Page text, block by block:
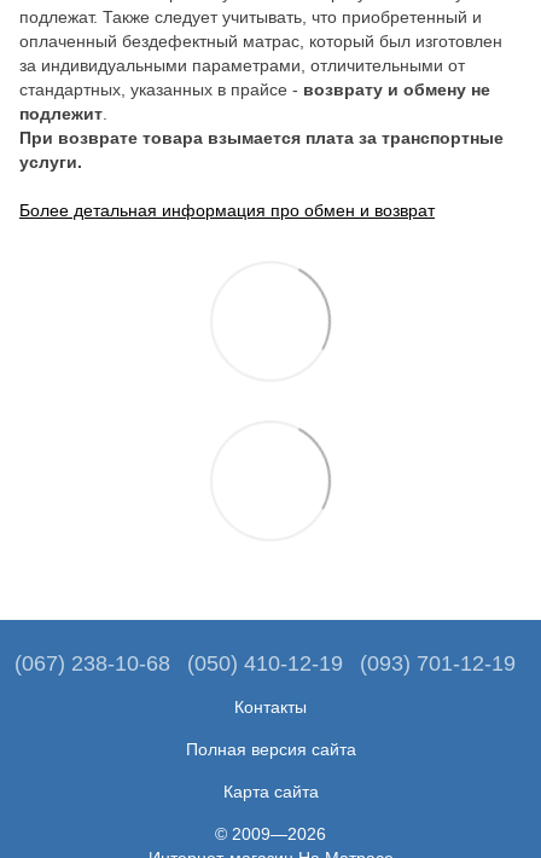
подлежат. Также следует учитывать, что приобретенный и
оплаченный бездефектный матрас, который был изготовлен
за индивидуальными параметрами, отличительными от
стандартных, указанных в прайсе - возврату и обмену не
подлежит.
При возврате товара взымается плата за транспортные
услуги.
Более детальная информация про обмен и возврат
(067) 238-10-68 (050) 410-12-19 (093) 701-12-19
Контакты
Полная версия сайта
Карта сайта
© 2009—2026